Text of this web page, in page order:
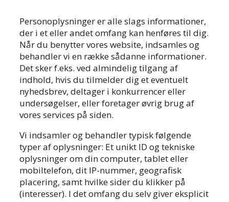
Personoplysninger er alle slags informationer,
der i et eller andet omfang kan henføres til dig.
Når du benytter vores website, indsamles og
behandler vi en række sådanne informationer.
Det sker f.eks. ved almindelig tilgang af
indhold, hvis du tilmelder dig et eventuelt
nyhedsbrev, deltager i konkurrencer eller
undersøgelser, eller foretager øvrig brug af
vores services på siden.
Vi indsamler og behandler typisk følgende
typer af oplysninger: Et unikt ID og tekniske
oplysninger om din computer, tablet eller
mobiltelefon, dit IP-nummer, geografisk
placering, samt hvilke sider du klikker på
(interesser). I det omfang du selv giver eksplicit